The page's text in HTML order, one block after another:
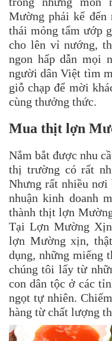
Mường phải kể
thái mỏng tẩm ướp
cho lên vỉ nướng,
ngon hấp dẫn mọi
người dân Việt tìm
giỗ chạp để mời
cùng thưởng thức.
Mua thịt lợn
Nắm bắt được nhu
thị trường có rất
Nhưng rất nhiều
nhuận kinh doanh
thành thịt lợn
Tại Lợn Mường
lợn Mường xịn,
dụng, những miếng
chúng tôi lấy từ
con dân tộc ở các
ngọt tự nhiên.
hàng từ chất lượng